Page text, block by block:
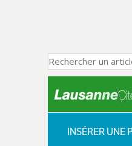
INSÉRER UNE